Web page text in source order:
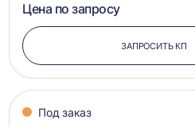
Цена по запросу
ЗАПРОСИТЬ КП
Под заказ